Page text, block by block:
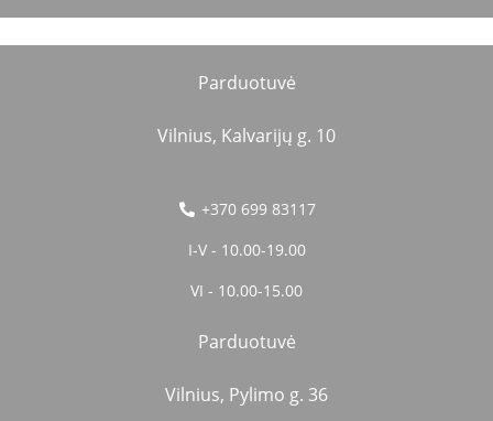
Parduotuvė
Vilnius, Kalvarijų g. 10
+370 699 83117
I-V - 10.00-19.00
VI - 10.00-15.00
Parduotuvė
Vilnius, Pylimo g. 36